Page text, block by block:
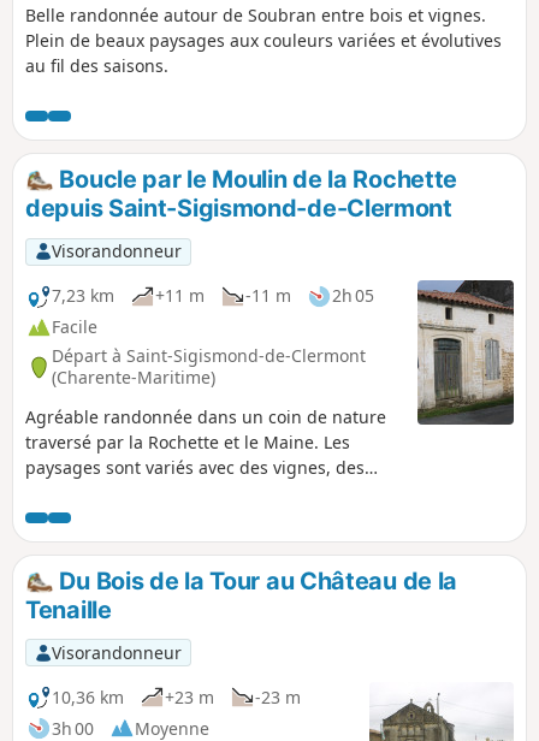
Belle randonnée autour de Soubran entre bois et vignes.
Plein de beaux paysages aux couleurs variées et évolutives
au fil des saisons.
Boucle par le Moulin de la Rochette
depuis Saint-Sigismond-de-Clermont
Visorandonneur
7,23 km
+11 m -11 m
2h 05
Facile
Départ à Saint-Sigismond-de-Clermont
(Charente-Maritime)
Agréable randonnée dans un coin de nature
traversé par la Rochette et le Maine. Les
paysages sont variés avec des vignes, des
cultures, mais aussi des vergers (pommes et
poires). Sur le parcours, on peut voir de belles
fermes de ce joli coin de campagne
saintongeaise.
Du Bois de la Tour au Château de la
Tenaille
Visorandonneur
10,36 km
+23 m
-23 m
3h 00
Moyenne